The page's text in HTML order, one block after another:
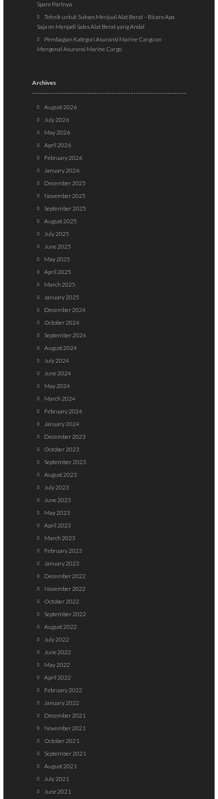
Spare Partnya
Teknik untuk Sukses Menjual Alat Berat – Bicara Apa
Saja on Menjadi Sales Alat Berat yang Andal
Pembagian Kategori Asuransi Marine Cargoon
Mengenal Asuransi Marine Cargo
Archives
August 2026
July 2026
May 2026
April 2026
February 2026
January 2026
December 2025
November 2025
September 2025
August 2025
July 2025
June 2025
May 2025
April 2025
March 2025
January 2025
December 2024
October 2024
September 2024
August 2024
July 2024
June 2024
May 2024
March 2024
February 2024
January 2024
December 2023
October 2023
September 2023
August 2023
July 2023
June 2023
May 2023
April 2023
March 2023
February 2023
January 2023
December 2022
November 2022
October 2022
September 2022
August 2022
July 2022
June 2022
May 2022
April 2022
February 2022
January 2022
December 2021
November 2021
October 2021
September 2021
August 2021
July 2021
June 2021